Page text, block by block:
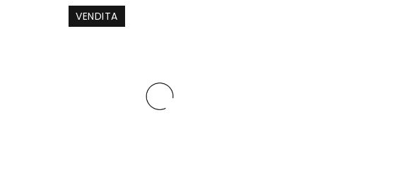
VENDITA